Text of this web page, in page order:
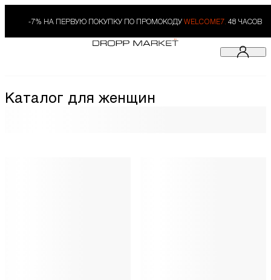
-7% НА ПЕРВУЮ ПОКУПКУ ПО ПРОМОКОДУ WELCOME7. 48 ЧАСОВ
Каталог для женщин